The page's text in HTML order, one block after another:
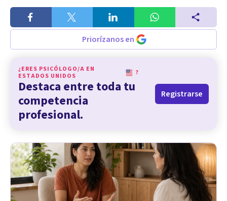
Priorízanos en
¿ERES PSICÓLOGO/A EN
ESTADOS UNIDOS
?
Destaca entre toda tu
competencia
profesional.
Registrarse